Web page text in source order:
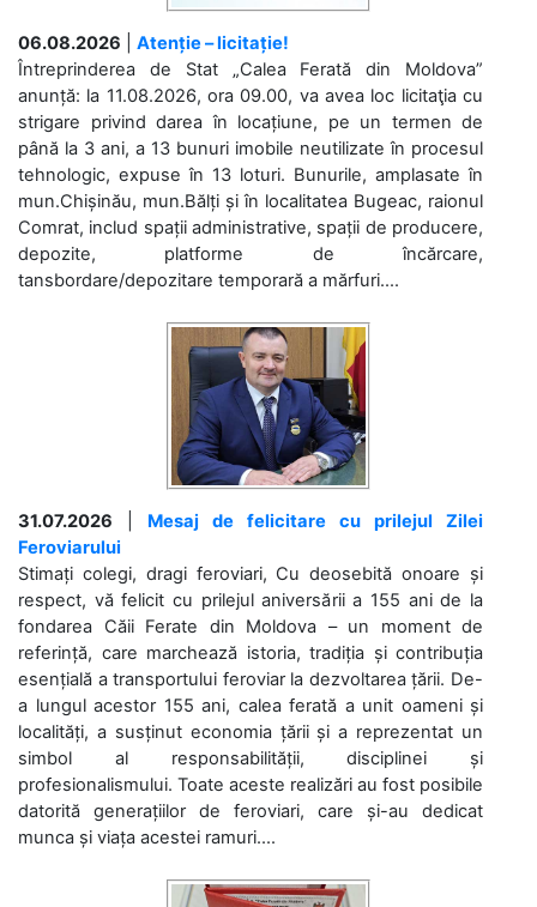
06.08.2026
Atenție – licitație!
Întreprinderea de Stat „Calea Ferată din Moldova”
anunță: la 11.08.2026, ora 09.00, va avea loc licitaţia cu
strigare privind darea în locațiune, pe un termen de
până la 3 ani, a 13 bunuri imobile neutilizate în procesul
tehnologic, expuse în 13 loturi. Bunurile, amplasate în
mun.Chișinău, mun.Bălți și în localitatea Bugeac, raionul
Comrat, includ spații administrative, spații de producere,
depozite, platforme de încărcare,
tansbordare/depozitare temporară a mărfuri....
31.07.2026
Mesaj de felicitare cu prilejul Zilei
Feroviarului
Stimați colegi, dragi feroviari, Cu deosebită onoare și
respect, vă felicit cu prilejul aniversării a 155 ani de la
fondarea Căii Ferate din Moldova – un moment de
referință, care marchează istoria, tradiția și contribuția
esențială a transportului feroviar la dezvoltarea țării. De-
a lungul acestor 155 ani, calea ferată a unit oameni și
localități, a susținut economia țării și a reprezentat un
simbol al responsabilității, disciplinei și
profesionalismului. Toate aceste realizări au fost posibile
datorită generațiilor de feroviari, care și-au dedicat
munca și viața acestei ramuri....